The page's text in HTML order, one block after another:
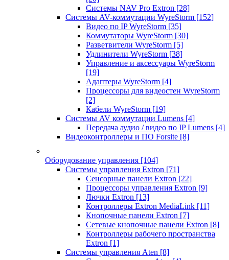
Системы NAV Pro Extron [28]
Системы AV-коммутации WyreStorm [152]
Видео по IP WyreStorm [35]
Коммутаторы WyreStorm [30]
Разветвители WyreStorm [5]
Удлинители WyreStorm [38]
Управление и аксессуары WyreStorm
[19]
Адаптеры WyreStorm [4]
Процессоры для видеостен WyreStorm
[2]
Кабели WyreStorm [19]
Системы AV коммутации Lumens [4]
Передача аудио / видео по IP Lumens [4]
Видеоконтроллеры и ПО Forsite [8]
Оборудование управления [104]
Системы управления Extron [71]
Сенсорные панели Extron [22]
Процессоры управления Extron [9]
Лючки Extron [13]
Контроллеры Extron MediaLink [11]
Кнопочные панели Extron [7]
Сетевые кнопочные панели Extron [8]
Контроллеры рабочего пространства
Extron [1]
Системы управления Aten [8]